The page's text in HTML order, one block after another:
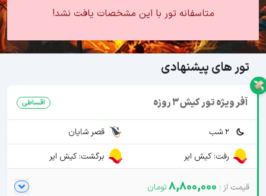
متاسفانه تور با این مشخصات یافت نشد!
تور های پیشنهادی
آفر ویژه تور کیش 3 روزه اقساطی
2 شب
قصر شایان
رفت: کیش ایر
برگشت: کیش ایر
8,800,000